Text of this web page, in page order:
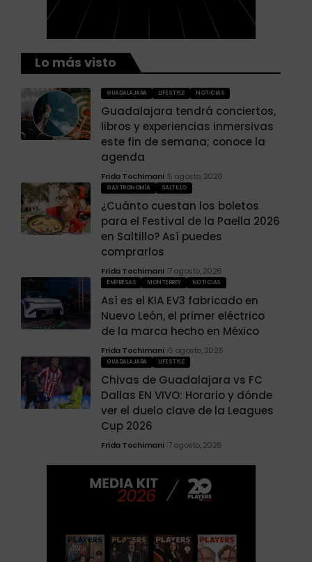
Lo más visto
GUADALAJARA LIFESTYLE NOTICIAS
Guadalajara tendrá conciertos,
libros y experiencias inmersivas
este fin de semana; conoce la
agenda
Frida Tochimani 5 agosto, 2026
GASTRONOMÍA SALTILLO
¿Cuánto cuestan los boletos
para el Festival de la Paella 2026
en Saltillo? Así puedes
comprarlos
Frida Tochimani 7 agosto, 2026
EMPRESAS MONTERREY NOTICIAS
Así es el KIA EV3 fabricado en
Nuevo León, el primer eléctrico
de la marca hecho en México
Frida Tochimani 6 agosto, 2026
GUADALAJARA LIFESTYLE
Chivas de Guadalajara vs FC
Dallas EN VIVO: Horario y dónde
ver el duelo clave de la Leagues
Cup 2026
Frida Tochimani 7 agosto, 2026